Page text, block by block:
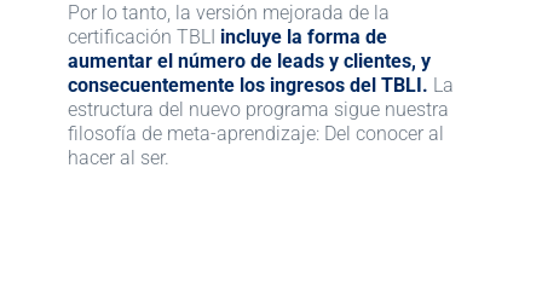
Por lo tanto, la versión mejorada de la
certificación TBLI incluye la forma de
aumentar el número de leads y clientes, y
consecuentemente los ingresos del TBLI. La
estructura del nuevo programa sigue nuestra
filosofía de meta-aprendizaje: Del conocer al
hacer al ser.